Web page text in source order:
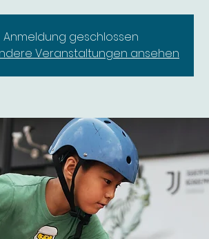
Anmeldung geschlossen
Veranstaltungen ansehen